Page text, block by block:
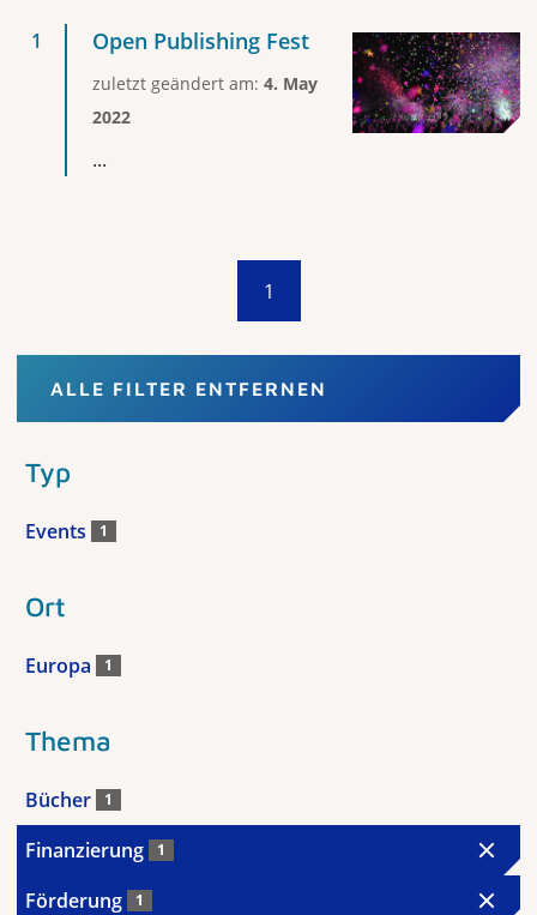
Open Publishing Fest
zuletzt geändert am: 4. May
2022
...
1
ALLE FILTER ENTFERNEN
Typ
Events 1
Ort
Europa 1
Thema
Bücher 1
Finanzierung 1
Förderung 1